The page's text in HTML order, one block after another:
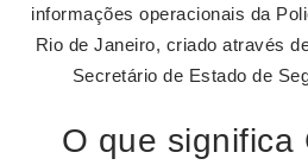
informações operacionais da
Rio de Janeiro, criado através
Secretário de Estado de
O que significa